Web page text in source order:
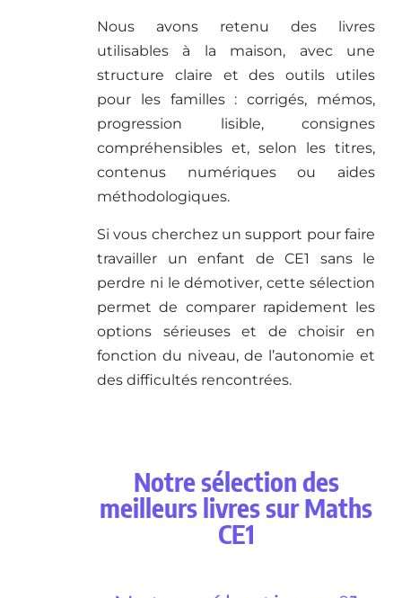
Nous avons retenu des livres
utilisables à la maison, avec une
structure claire et des outils utiles
pour les familles : corrigés, mémos,
progression lisible, consignes
compréhensibles et, selon les titres,
contenus numériques ou aides
méthodologiques.
Si vous cherchez un support pour faire
travailler un enfant de CE1 sans le
perdre ni le démotiver, cette sélection
permet de comparer rapidement les
options sérieuses et de choisir en
fonction du niveau, de l’autonomie et
des difficultés rencontrées.
Notre sélection des
meilleurs livres sur Maths
CE1